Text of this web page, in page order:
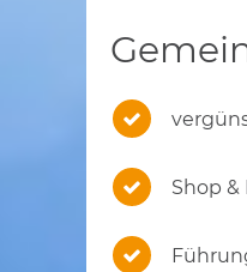
Shop